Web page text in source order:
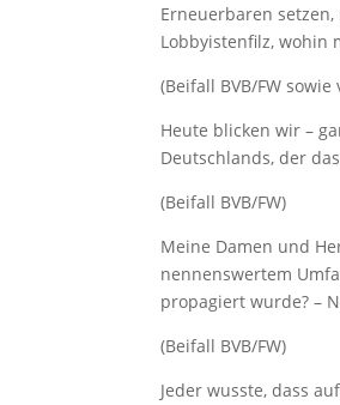
Erneuerbaren
Lobbyistenfilz, wohin
(Beifall BVB/FW
Heute blicken wir –
Deutschlands, der
(Beifall BVB/FW)
Meine Damen und
nennenswertem
propagiert wurde? –
(Beifall BVB/FW)
Jeder wusste, dass